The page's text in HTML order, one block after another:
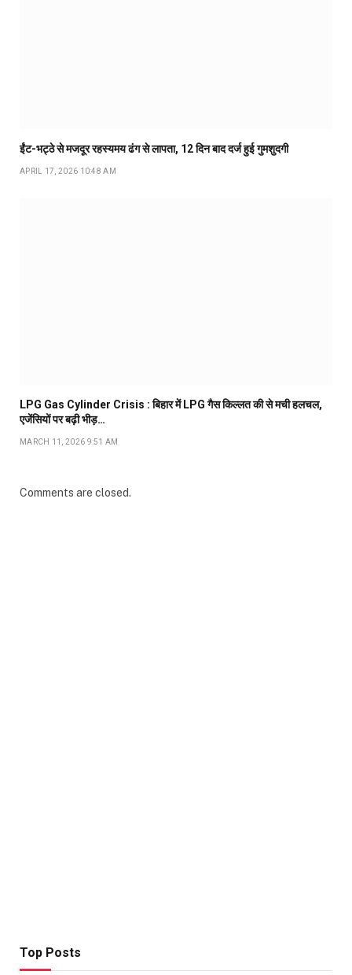
ईंट-भट्ठे से मजदूर रहस्यमय ढंग से लापता, 12 दिन बाद दर्ज हुई गुमशुदगी
APRIL 17, 2026 10:48 AM
LPG Gas Cylinder Crisis : बिहार में LPG गैस किल्लत की से मची हलचल,
एजेंसियों पर बढ़ी भीड़…
MARCH 11, 2026 9:51 AM
Comments are closed.
Top Posts